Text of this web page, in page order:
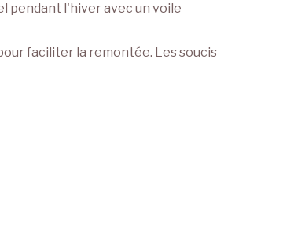
pendant l'hiver avec un voile
faciliter la remontée. Les soucis